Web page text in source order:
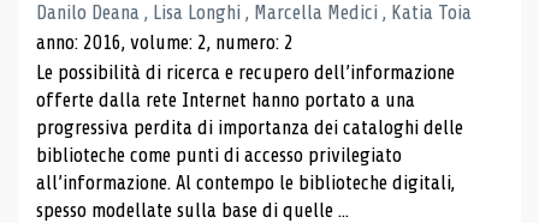
Danilo Deana , Lisa Longhi , Marcella Medici , Katia Toia
anno: 2016, volume: 2, numero: 2
Le possibilità di ricerca e recupero dell’informazione
offerte dalla rete Internet hanno portato a una
progressiva perdita di importanza dei cataloghi delle
biblioteche come punti di accesso privilegiato
all’informazione. Al contempo le biblioteche digitali,
spesso modellate sulla base di quelle ...